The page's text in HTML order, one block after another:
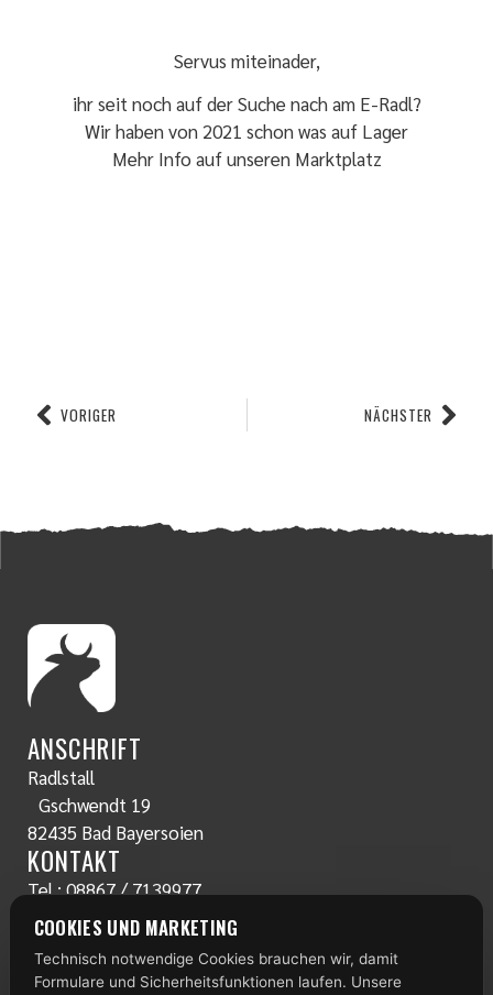
Servus miteinader,
ihr seit noch auf der Suche nach am E-Radl?
Wir haben von 2021 schon was auf Lager
Mehr Info auf unseren Marktplatz
VORIGER NÄCHSTER
ANSCHRIFT
Radlstall
Gschwendt 19
82435 Bad Bayersoien
KONTAKT
Tel.:08867 / 7139977
www.radlstall.com
ÖFFNUNGSZEITEN
COOKIES UND MARKETING
Technisch notwendige Cookies brauchen wir, damit
Formulare und Sicherheitsfunktionen laufen. Unsere